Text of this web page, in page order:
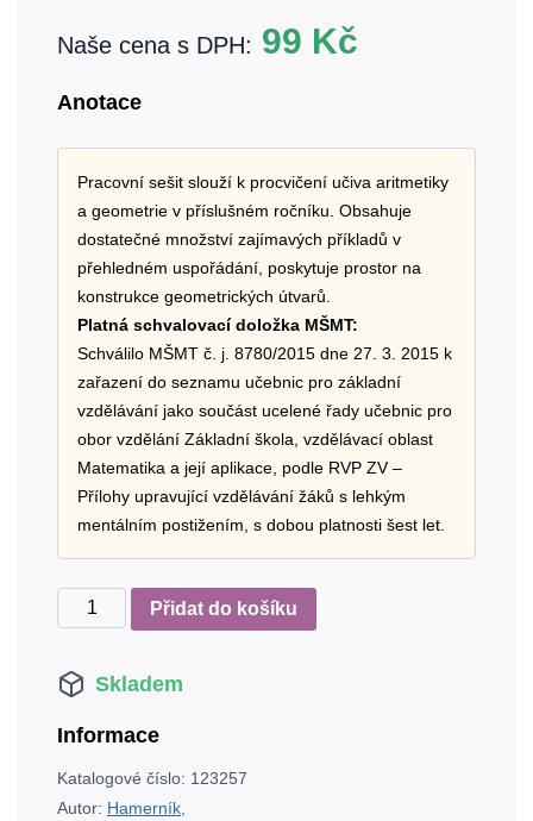
Naše cena s DPH: 99 Kč
Anotace
Pracovní sešit slouží k procvičení učiva aritmetiky
a geometrie v příslušném ročníku. Obsahuje
dostatečné množství zajímavých příkladů v
přehledném uspořádání, poskytuje prostor na
konstrukce geometrických útvarů.
Platná schvalovací doložka MŠMT:
Schválilo MŠMT č. j. 8780/2015 dne 27. 3. 2015 k
zařazení do seznamu učebnic pro základní
vzdělávání jako součást ucelené řady učebnic pro
obor vzdělání Základní škola, vzdělávací oblast
Matematika a její aplikace, podle RVP ZV –
Přílohy upravující vzdělávání žáků s lehkým
mentálním postižením, s dobou platnosti šest let.
Matematika
7
sešit)
Přidat do košíku
Skladem
Informace
Katalogové číslo: 123257
Autor: Hamerník